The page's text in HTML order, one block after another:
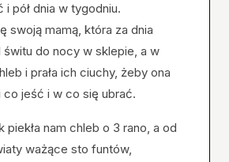
i pół dnia w tygodniu.
swoją mamą, która za dnia
świtu do nocy w sklepie, a w
i prała ich ciuchy, żeby ona
co jeść i w co się ubrać.
piekła nam chleb o 3 rano, a od
ważące sto funtów,